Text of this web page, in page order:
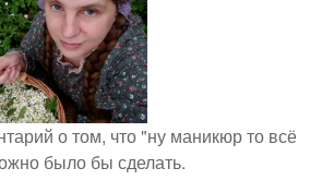
о том, что "ну маникюр то всё
было бы сделать.